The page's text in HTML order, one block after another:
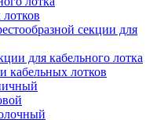
секции для
для кабельного лотка
кабельных лотков